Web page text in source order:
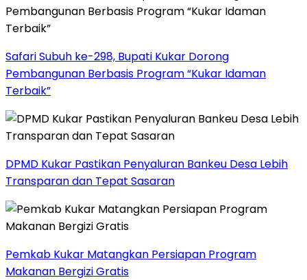
Safari Subuh ke-298, Bupati Kukar Dorong
Pembangunan Berbasis Program “Kukar Idaman
Terbaik”
DPMD Kukar Pastikan Penyaluran Bankeu Desa Lebih
Transparan dan Tepat Sasaran
Pemkab Kukar Matangkan Persiapan Program
Makanan Bergizi Gratis